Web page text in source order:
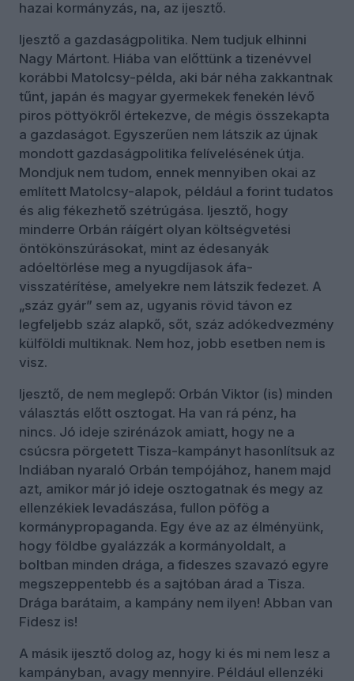
hazai kormányzás, na, az ijesztő.
Ijesztő a gazdaságpolitika. Nem tudjuk elhinni
Nagy Mártont. Hiába van előttünk a tizenévvel
korábbi Matolcsy-példa, aki bár néha zakkantnak
tűnt, japán és magyar gyermekek fenekén lévő
piros pöttyökről értekezve, de mégis összekapta
a gazdaságot. Egyszerűen nem látszik az újnak
mondott gazdaságpolitika felívelésének útja.
Mondjuk nem tudom, ennek mennyiben okai az
említett Matolcsy-alapok, például a forint tudatos
és alig fékezhető szétrúgása. Ijesztő, hogy
minderre Orbán ráígért olyan költségvetési
öntökönszúrásokat, mint az édesanyák
adóeltörlése meg a nyugdíjasok áfa-
visszatérítése, amelyekre nem látszik fedezet. A
„száz gyár” sem az, ugyanis rövid távon ez
legfeljebb száz alapkő, sőt, száz adókedvezmény
külföldi multiknak. Nem hoz, jobb esetben nem is
visz.
Ijesztő, de nem meglepő: Orbán Viktor (is) minden
választás előtt osztogat. Ha van rá pénz, ha
nincs. Jó ideje szirénázok amiatt, hogy ne a
csúcsra pörgetett Tisza-kampányt hasonlítsuk az
Indiában nyaraló Orbán tempójához, hanem majd
azt, amikor már jó ideje osztogatnak és megy az
ellenzékiek levadászása, fullon pöfög a
kormánypropaganda. Egy éve az az élményünk,
hogy földbe gyalázzák a kormányoldalt, a
boltban minden drága, a fideszes szavazó egyre
megszeppentebb és a sajtóban árad a Tisza.
Drága barátaim, a kampány nem ilyen! Abban van
Fidesz is!
A másik ijesztő dolog az, hogy ki és mi nem lesz a
kampányban, avagy mennyire. Például ellenzéki